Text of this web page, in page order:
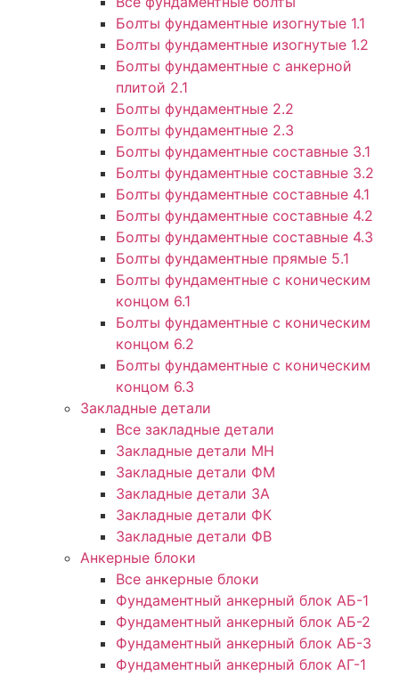
Болты фундаментные изогнутые 1.1
Болты фундаментные изогнутые 1.2
Болты фундаментные с анкерной
плитой 2.1
Болты фундаментные 2.2
Болты фундаментные 2.3
Болты фундаментные составные 3.1
Болты фундаментные составные 3.2
Болты фундаментные составные 4.1
Болты фундаментные составные 4.2
Болты фундаментные составные 4.3
Болты фундаментные прямые 5.1
Болты фундаментные с коническим
концом 6.1
Болты фундаментные с коническим
концом 6.2
Болты фундаментные с коническим
концом 6.3
Закладные детали
Все закладные детали
Закладные детали МН
Закладные детали ФМ
Закладные детали ЗА
Закладные детали ФК
Закладные детали ФВ
Анкерные блоки
Все анкерные блоки
Фундаментный анкерный блок АБ-1
Фундаментный анкерный блок АБ-2
Фундаментный анкерный блок АБ-3
Фундаментный анкерный блок АГ-1